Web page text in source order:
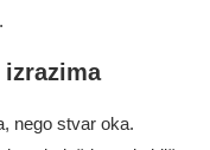
izrazima
nego stvar oka.